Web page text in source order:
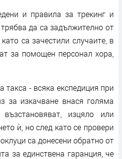
и правила за трекинг и
да са задължително от
са зачестили случаите, в
за помощен персонал хора,
такса - всяка експедиция при
за изкачване внася голяма
изцяло или
ѝ, но след като се провери
са донесени обратно от
за единствена гаранция, че